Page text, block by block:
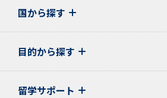
国から探す
目的から探す
留学サポート